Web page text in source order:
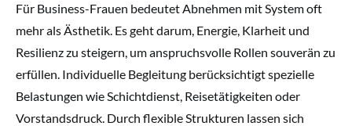
Für Business-Frauen bedeutet Abnehmen mit System oft
mehr als Ästhetik. Es geht darum, Energie, Klarheit und
Resilienz zu steigern, um anspruchsvolle Rollen souverän zu
erfüllen. Individuelle Begleitung berücksichtigt spezielle
Belastungen wie Schichtdienst, Reisetätigkeiten oder
Vorstandsdruck. Durch flexible Strukturen lassen sich